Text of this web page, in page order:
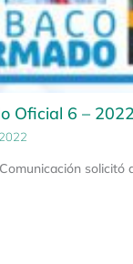
Oficial 6 – 2022
solicitó